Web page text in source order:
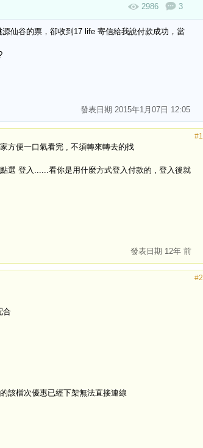
2986 3
仙谷的票，卻收到17 life 寄信給我說付款成功，當
發表日期 2015年1月07日 12:05
#1
方便一口氣看完 , 不須轉來轉去的找
選 登入......看你是用什麼方式登入付款的 , 登入後就
發表日期 12年 前
#2
合
該檔次優惠已經下架無法直接連線